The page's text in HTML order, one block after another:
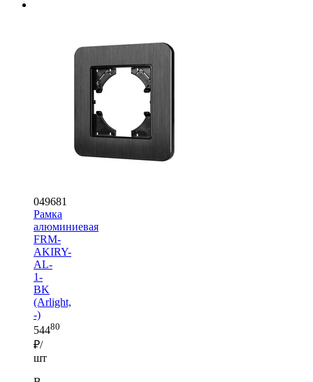
049681
Рамка
алюминиевая
FRM-
AKIRY-
AL-
1-
BK
(Arlight,
-)
54480
₽/
шт